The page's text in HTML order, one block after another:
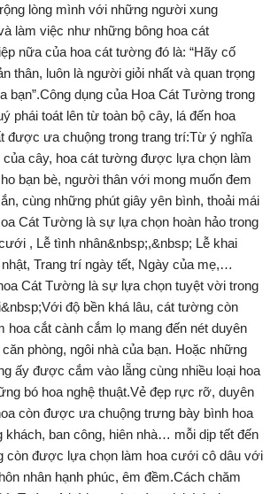
lòng mình với những người xung
làm việc như những bông hoa cát
nữa của hoa cát tường đó là: “Hãy cố
thân, luôn là người giỏi nhất và quan trọng
bạn”.Công dụng của Hoa Cát Tường trong
phái toát lên từ toàn bộ cây, lá đến hoa
được ưa chuộng trong trang trí:Từ ý nghĩa
của cây, hoa cát tường được lựa chọn làm
bạn bè, người thân với mong muốn đem
cùng những phút giây yên bình, thoải mái
Cát Tường là sự lựa chọn hoàn hảo trong
, Lễ tình nhân&nbsp;,&nbsp; Lễ khai
Trang trí ngày tết, Ngày của mẹ,…
Cát Tường là sự lựa chọn tuyệt vời trong
độ bền khá lâu, cát tường còn
hoa cắt cành cắm lọ mang đến nét duyên
phòng, ngôi nhà của bạn. Hoặc những
ấy được cắm vào lẵng cùng nhiều loại hoa
bó hoa nghệ thuật.Vẻ đẹp rực rỡ, duyên
còn được ưa chuộng trưng bày bình hoa
ban công, hiên nhà… mỗi dịp tết đến
còn được lựa chọn làm hoa cưới cô dâu với
nhân hạnh phúc, êm đềm.Cách chăm